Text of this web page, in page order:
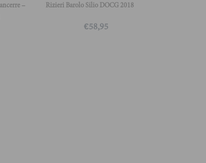
–
Rizieri Barolo Silio DOCG 2018
€58,95